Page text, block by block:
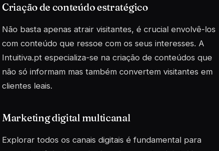
Criação de conteúdo estratégico
Não basta apenas atrair visitantes, é crucial envolvê-los
com conteúdo que ressoe com os seus interesses. A
Intuitiva.pt especializa-se na criação de conteúdos que
não só informam mas também convertem visitantes em
clientes leais.
Marketing digital multicanal
Explorar todos os canais digitais é fundamental para